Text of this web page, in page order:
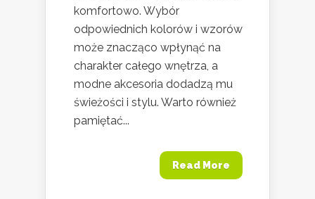
komfortowo. Wybór
odpowiednich kolorów i wzorów
może znacząco wpłynąć na
charakter całego wnętrza, a
modne akcesoria dodadzą mu
świeżości i stylu. Warto również
pamiętać...
Read More